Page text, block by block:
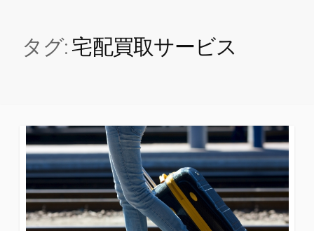
タグ:宅配買取サービス